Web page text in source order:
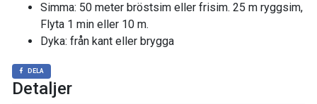
Simma: 50 meter bröstsim eller frisim. 25 m ryggsim,
Flyta 1 min eller 10 m.
Dyka: från kant eller brygga
DELA
Detaljer